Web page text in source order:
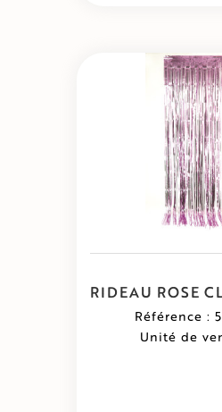
RIDEAU ROSE
Référence :
Unité de